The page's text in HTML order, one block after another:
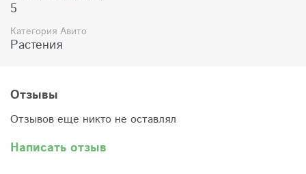
Комплектация:
Растение (отправляется с открытой корневой
системой, это норма для всех суккулентов, они
5
Категория Авито
Растения
Отзывы
Отзывов еще никто не оставлял
Написать отзыв